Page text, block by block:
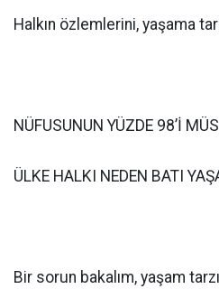
Halkın özlemlerini, yaşama
NÜFUSUNUN YÜZDE 98’İ
ÜLKE HALKI NEDEN BATI
Bir sorun bakalım, yaşam